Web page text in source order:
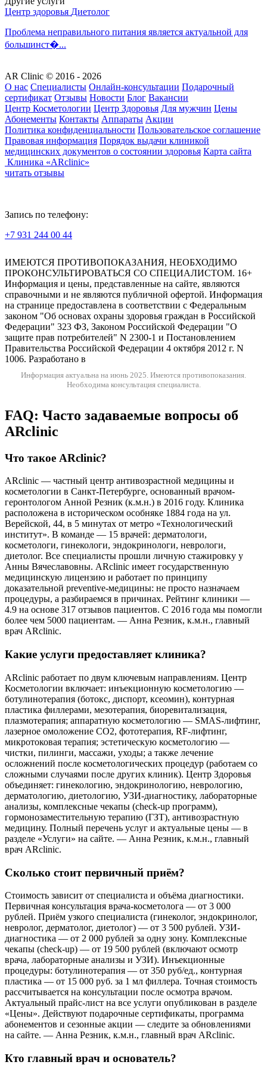
Центр здоровья Диетолог
Проблема неправильного питания является актуальной для
большинст�...
AR Clinic © 2016 - 2026
О нас Специалисты Онлайн-консультации Подарочный
сертификат Отзывы Новости Блог Вакансии
Центр Косметологии Центр Здоровья Для мужчин Цены
Абонементы Контакты Аппараты Акции
Политика конфиденциальности Пользовательское соглашение
Правовая информация Порядок выдачи клиникой
медицинских документов о состоянии здоровья Карта сайта
Клиника «ARclinic»
читать отзывы
Запись по телефону:
+7 931 244 00 44
ИМЕЮТСЯ ПРОТИВОПОКАЗАНИЯ, НЕОБХОДИМО
ПРОКОНСУЛЬТИРОВАТЬСЯ СО СПЕЦИАЛИСТОМ. 16+
Информация и цены, представленные на сайте, являются
справочными и не являются публичной офертой. Информация
на странице предоставлена в соответствии с Федеральным
законом "Об основах охраны здоровья граждан в Российской
Федерации" 323 ФЗ, Законом Российской Федерации "О
защите прав потребителей" N 2300-1 и Постановлением
Правительства Российской Федерации 4 октября 2012 г. N
1006. Разработано в
Информация актуальна на июнь 2025. Имеются противопоказания.
Необходима консультация специалиста.
FAQ: Часто задаваемые вопросы об
ARclinic
Что такое ARclinic?
ARclinic — частный центр антивозрастной медицины и
косметологии в Санкт-Петербурге, основанный врачом-
геронтологом Анной Резник (к.м.н.) в 2016 году. Клиника
расположена в историческом особняке 1884 года на ул.
Верейской, 44, в 5 минутах от метро «Технологический
институт». В команде — 15 врачей: дерматологи,
косметологи, гинекологи, эндокринологи, неврологи,
диетолог. Все специалисты прошли личную стажировку у
Анны Вячеславовны. ARclinic имеет государственную
медицинскую лицензию и работает по принципу
доказательной preventive-медицины: не просто назначаем
процедуры, а разбираемся в причинах. Рейтинг клиники —
4.9 на основе 317 отзывов пациентов. С 2016 года мы помогли
более чем 5000 пациентам. — Анна Резник, к.м.н., главный
врач ARclinic.
Какие услуги предоставляет клиника?
ARclinic работает по двум ключевым направлениям. Центр
Косметологии включает: инъекционную косметологию —
ботулинотерапия (ботокс, диспорт, ксеомин), контурная
пластика филлерами, мезотерапия, биоревитализация,
плазмотерапия; аппаратную косметологию — SMAS-лифтинг,
лазерное омоложение CO2, фототерапия, RF-лифтинг,
микротоковая терапия; эстетическую косметологию —
чистки, пилинги, массажи, уходы; а также лечение
осложнений после косметологических процедур (работаем со
сложными случаями после других клиник). Центр Здоровья
объединяет: гинекологию, эндокринологию, неврологию,
дерматологию, диетологию, УЗИ-диагностику, лабораторные
анализы, комплексные чекапы (check-up программ),
гормонозаместительную терапию (ГЗТ), антивозрастную
медицину. Полный перечень услуг и актуальные цены — в
разделе «Услуги» на сайте. — Анна Резник, к.м.н., главный
врач ARclinic.
Сколько стоит первичный приём?
Стоимость зависит от специалиста и объёма диагностики.
Первичная консультация врача-косметолога — от 3 000
рублей. Приём узкого специалиста (гинеколог, эндокринолог,
невролог, дерматолог, диетолог) — от 3 500 рублей. УЗИ-
диагностика — от 2 000 рублей за одну зону. Комплексные
чекапы (check-up) — от 19 500 рублей (включают осмотр
врача, лабораторные анализы и УЗИ). Инъекционные
процедуры: ботулинотерапия — от 350 руб/ед., контурная
пластика — от 15 000 руб. за 1 мл филлера. Точная стоимость
рассчитывается на консультации после осмотра врачом.
Актуальный прайс-лист на все услуги опубликован в разделе
«Цены». Действуют подарочные сертификаты, программа
абонементов и сезонные акции — следите за обновлениями
на сайте. — Анна Резник, к.м.н., главный врач ARclinic.
Кто главный врач и основатель?